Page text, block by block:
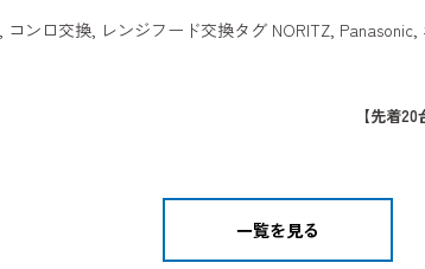
コンロ交換 レンジフード交換タグ NORITZ Panasonic
【先着
一覧を見る